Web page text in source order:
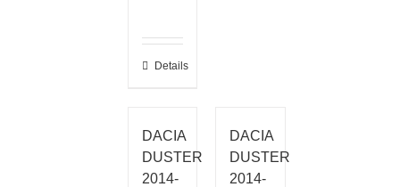
Details
DACIA
DUSTER
2014-
DACIA
DUSTER
2014-